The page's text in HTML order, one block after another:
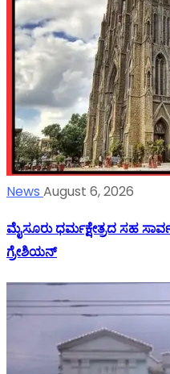
News August 6, 2026
ಮೈಸೂರು ಧರ್ಮಕ್ಷೇತ್ರದ ಸಹ
ಗ್ರೇಶಿಯನ್